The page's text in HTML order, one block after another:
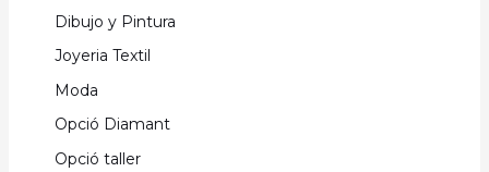
Dibujo y Pintura
Joyeria Textil
Moda
Opció Diamant
Opció taller